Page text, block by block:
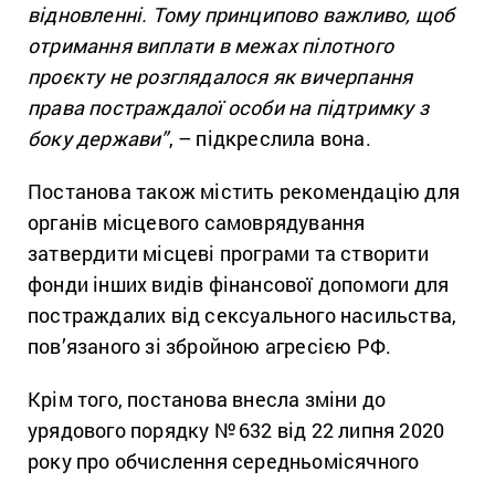
відновленні. Тому принципово важливо, щоб
отримання виплати в межах пілотного
проєкту не розглядалося як вичерпання
права постраждалої особи на підтримку з
боку держави”, – підкреслила вона.
Постанова також містить рекомендацію для
органів місцевого самоврядування
затвердити місцеві програми та створити
фонди інших видів фінансової допомоги для
постраждалих від сексуального насильства,
пов’язаного зі збройною агресією РФ.
Крім того, постанова внесла зміни до
урядового порядку № 632 від 22 липня 2020
року про обчислення середньомісячного